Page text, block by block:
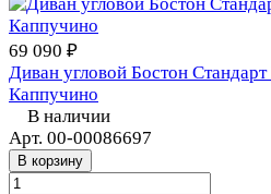
69 090 ₽
Диван угловой Бостон
Каппучино
В наличии
Арт. 00-00086697
В корзину